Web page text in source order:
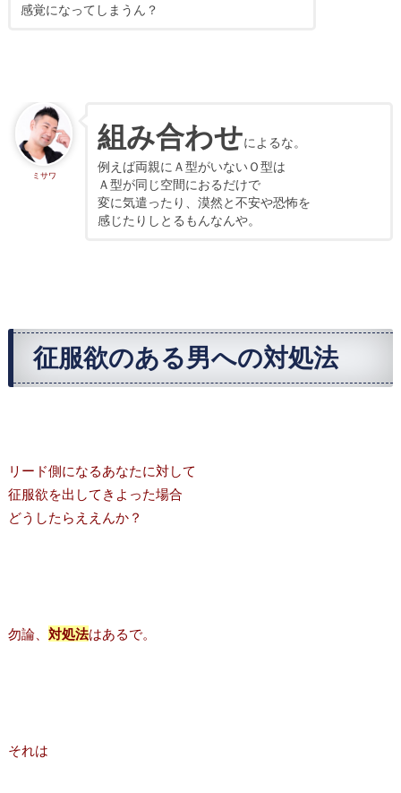
感覚になってしまうん？
ミサワ
組み合わせによるな。
例えば両親にＡ型がいないＯ型は
Ａ型が同じ空間におるだけで
変に気遣ったり、漠然と不安や恐怖を
感じたりしとるもんなんや。
征服欲のある男への対処法
リード側になるあなたに対して
征服欲を出してきよった場合
どうしたらええんか？
勿論、 対処法はあるで。
それは